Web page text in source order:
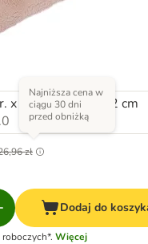
x wys.: 60 x 26 x 2 cm
zł
Najniższa cena w
ciągu 30 dni
przed obniżką
Dodaj do
Więcej